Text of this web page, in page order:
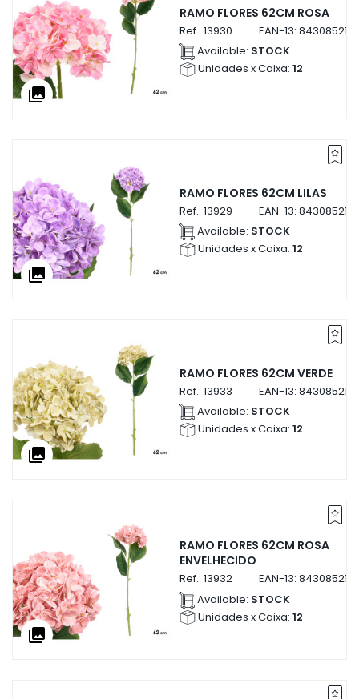
collections
RAMO FLORES 62CM ROSA
Ref.: 13930 EAN-13:
Available: STOCK
Unidades x Caixa: 12
collections
RAMO FLORES 62CM LILAS
Ref.: 13929 EAN-13:
Available: STOCK
Unidades x Caixa: 12
collections
RAMO FLORES 62CM VERDE
Ref.: 13933 EAN-13:
Available: STOCK
Unidades x Caixa: 12
collections
RAMO FLORES 62CM ROSA
ENVELHECIDO
Ref.: 13932 EAN-13:
Available: STOCK
Unidades x Caixa: 12